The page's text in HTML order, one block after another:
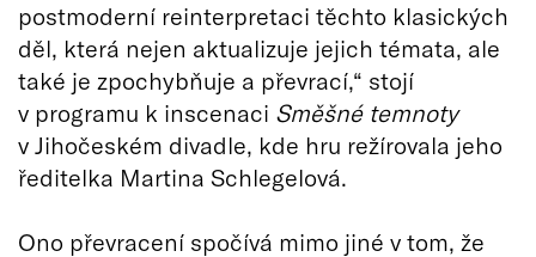
postmoderní reinterpretaci těchto klasických
děl, která nejen aktualizuje jejich témata, ale
také je zpochybňuje a převrací,“ stojí
v programu k inscenaci Směšné temnoty
v Jihočeském divadle, kde hru režírovala jeho
ředitelka Martina Schlegelová.
Ono převracení spočívá mimo jiné v tom, že